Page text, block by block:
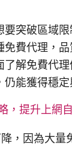
突破區域
費代理，
解免費代
能獲得穩定
，提升上網
，因為大量